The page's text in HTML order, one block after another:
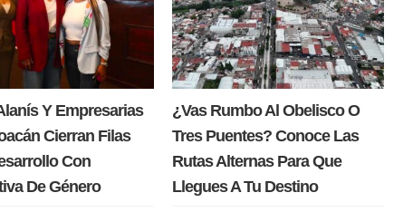
Y Empresarias
Cierran Filas
Con
De Género
¿Vas Rumbo Al Obelisco O
Tres Puentes? Conoce Las
Rutas Alternas Para Que
Llegues A Tu Destino